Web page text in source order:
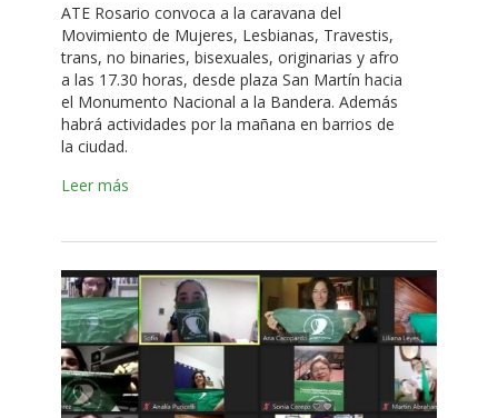
ATE Rosario convoca a la caravana del
Movimiento de Mujeres, Lesbianas, Travestis,
trans, no binaries, bisexuales, originarias y afro
a las 17.30 horas, desde plaza San Martín hacia
el Monumento Nacional a la Bandera. Además
habrá actividades por la mañana en barrios de
la ciudad.
Leer más